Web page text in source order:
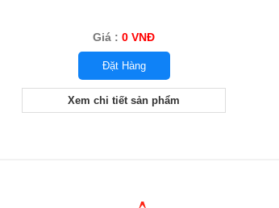
Giá : 0 VNĐ
Đặt Hàng
Xem chi tiết sản phẩm